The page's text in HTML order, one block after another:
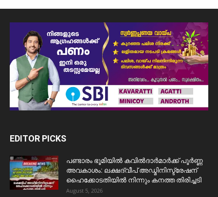
EDITOR PICKS
പണ്ടാരം ഭൂമിയിൽ കവിൽദാർമാർക്ക് പൂർണ്ണ
അവകാശം: ലക്ഷദ്വീപ് അഡ്മിനിസ്ട്രേഷന്
ഹൈക്കോടതിയിൽ നിന്നും കനത്ത തിരിച്ചടി
August 5, 2026